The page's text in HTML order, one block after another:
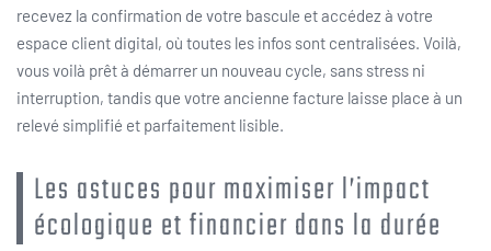
recevez la confirmation de votre bascule et accédez à votre
espace client digital, où toutes les infos sont centralisées. Voilà,
vous voilà prêt à démarrer un nouveau cycle, sans stress ni
interruption, tandis que votre ancienne facture laisse place à un
relevé simplifié et parfaitement lisible.
Les astuces pour maximiser l’impact
écologique et financier dans la durée